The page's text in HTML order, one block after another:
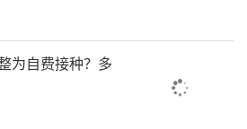
为自费接种？多